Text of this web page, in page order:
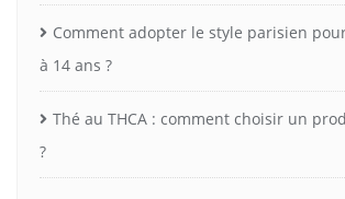
Comment adopter le style parisien
à 14 ans ?
Thé au THCA : comment choisir un
?